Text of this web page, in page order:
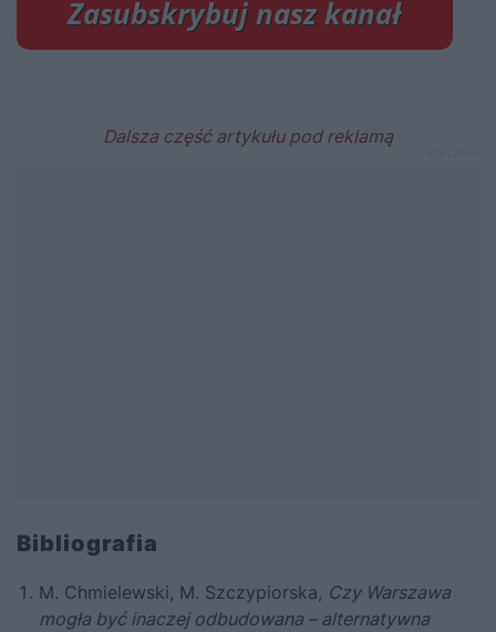
Bibliografia
M. Chmielewski, M. Szczypiorska, Czy Warszawa
mogła być inaczej odbudowana – alternatywna